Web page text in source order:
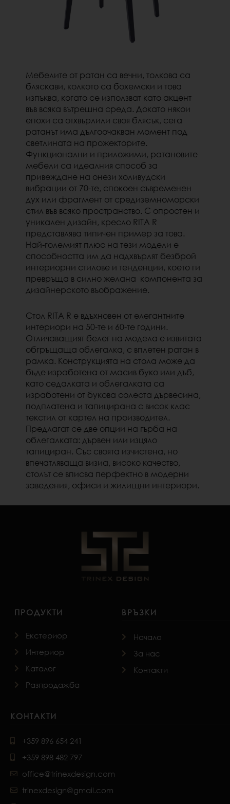
Мебелите от ратан са вечни, толкова са
бляскави, колкото са бохемски и това
изпъква, когато се използват като акцент
във всяка вътрешна среда. Докато някои
епохи са отхвърлили своя блясък, сега
ратанът има дългоочакван момент под
светлината на прожекторите.
Функционални и приложими, ратановите
мебели са идеалния способ за
привеждане на онези холивудски
вибрации от 70-те, спокоен съвременен
дух или фрагмент от средиземноморски
стил във всяко пространство. С опростен и
уникален дизайн, кресло RITA R
представлява типичен пример за това.
Най-големият плюс на тези модели е
способността им да надхвърлят безброй
интериорни стилове и тенденции, което ги
превръща в силно желана компонента за
дизайнерското въображение.
Стол RITA R е вдъхновен от елегантните
интериори на 50-те и 60-те години.
Отличаващият белег на модела е извитата
обгръщаща облегалка, с вплетен ратан в
рамка. Конструкцията на стола може да
бъде изработена от масив буко или дъб,
като седалката и облегалката са
изработени от букова солеста дървесина,
подплатена и тапицирана с висок клас
текстил от картел на производител.
Предлагат се две опции на гърба на
облегалката: дървен или изцяло
тапициран. Със своята изчистена, но
впечатляваща визиа, високо качество,
столът се вписва перфектно в модерни
заведения, офиси и жилищни интериори.
ПРОДУКТИ
Екстериор
Интериор
Каталог
Разпродажба
ВРЪЗКИ
Начало
За нас
Контакти
КОНТАКТИ
+359 896 654 241
+359 898 482 797
office@trinexdesign.com
trinexdesign@gmail.com